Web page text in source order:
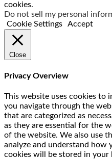
cookies.
Do not sell my personal
Cookie Settings
Accept
Close
Privacy Overview
This website uses cookies to
you navigate through the
that are categorized as
as they are essential for the
of the website. We also use
analyze and understand how
cookies will be stored in